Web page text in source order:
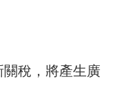
稅，將產生廣